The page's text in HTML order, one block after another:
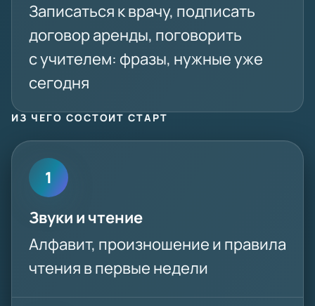
Записаться к врачу, подписать
договор аренды, поговорить
с учителем: фразы, нужные уже
сегодня
ИЗ ЧЕГО СОСТОИТ СТАРТ
1
Звуки и чтение
Алфавит, произношение и правила
чтения в первые недели